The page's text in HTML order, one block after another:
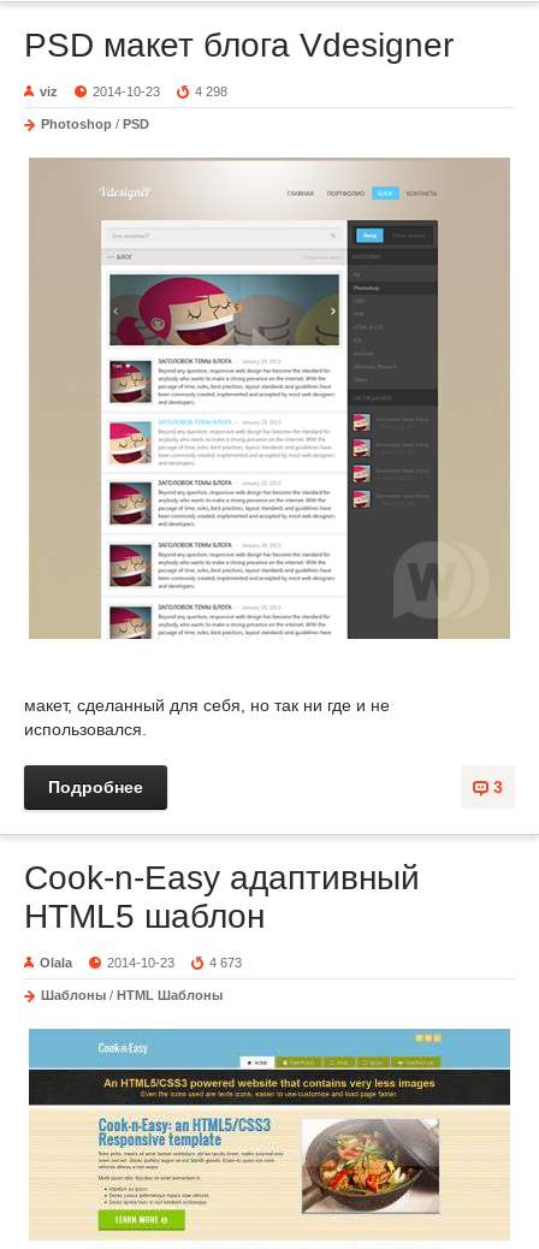
PSD макет блога Vdesigner
viz 2014-10-23 4 298
Photoshop / PSD
макет, сделанный для себя, но так ни где и не
использовался.
3
Подробнее
Cook-n-Easy адаптивный
HTML5 шаблон
Olala 2014-10-23 4 673
Шаблоны / HTML Шаблоны